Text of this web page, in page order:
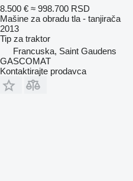
8.500 € ≈ 998.700 RSD
Mašine za obradu tla - tanjirača
2013
Tip za traktor
Francuska, Saint Gaudens
GASCOMAT
Kontaktirajte prodavca